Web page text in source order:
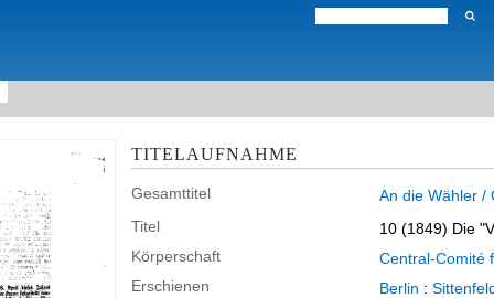
TITELAUFNAHME
Gesamttitel
An die Wähler /
Titel
10 (1849) Die
Körperschaft
Central-Comité
Erschienen
Berlin :